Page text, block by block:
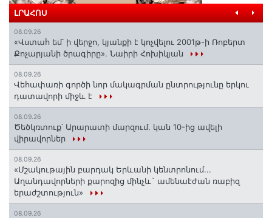
ԼՐԱՀՈՍ
08.09.26
«Վստահ եմ՝ ի վերջո, կյանքի է կոչվելու 2001թ-ի Ռոբերտ
Քոչարյանի ծրագիրը». Նաիրի Հոխիկյան
08.09.26
Վեհափառի գործի նոր մակագրման ընտրությունը երկու
դատավորի միջև է
08.09.26
Ծեծկռտուք՝ Արարատի մարզում. կան 10-ից ավելի
վիրավորներ
08.09.26
«Մշակութային բարդակ Երևանի կենտրոնում...
Աղանդավորների քարոզից մինչև` ամենաէժան ռաբիզ
երաժշտություն»
08.09.26